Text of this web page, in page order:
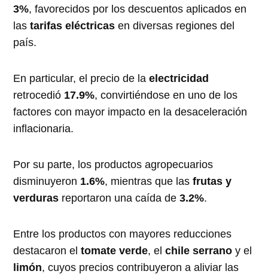
3%, favorecidos por los descuentos aplicados en
lastarifas eléctricas en diversas regiones del
país.
En particular, el precio de laelectricidad
retrocedió 17.9%, convirtiéndose en uno de los
factores con mayor impacto en la desaceleración
inflacionaria.
Por su parte, los productos agropecuarios
disminuyeron 1.6%, mientras que lasfrutas y
verduras reportaron una caída de3.2%.
Entre los productos con mayores reducciones
destacaron eltomate verde, elchile serrano y el
limón, cuyos precios contribuyeron a aliviar las